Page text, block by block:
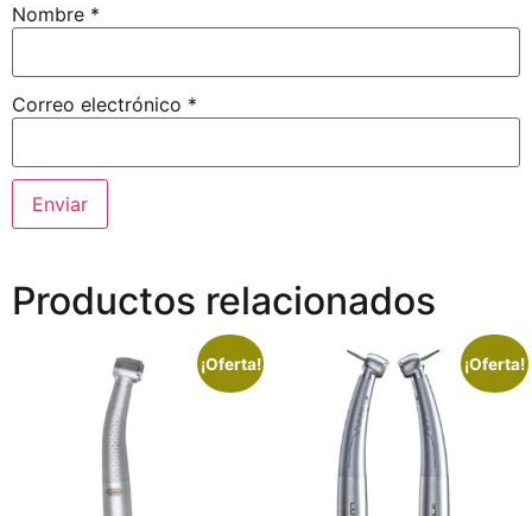
Nombre *
Correo electrónico *
Productos relacionados
¡Oferta! ¡Oferta!